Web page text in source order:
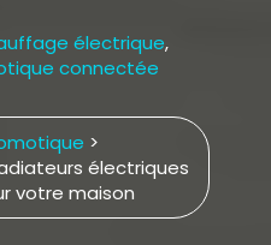
électrique,
connectée
électriques
votre maison